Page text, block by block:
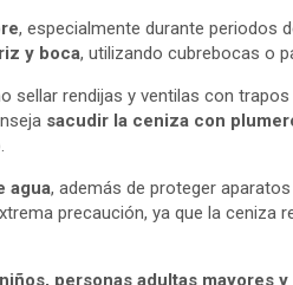
, especialmente durante periodos
y boca, utilizando cubrebocas o
sellar rendijas y ventilas con trapos
sacudir la ceniza con
agua, además de proteger
precaución, ya que la ceniza